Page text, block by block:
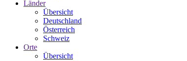
Länder
Übersicht
Deutschland
Österreich
Schweiz
Orte
Übersicht